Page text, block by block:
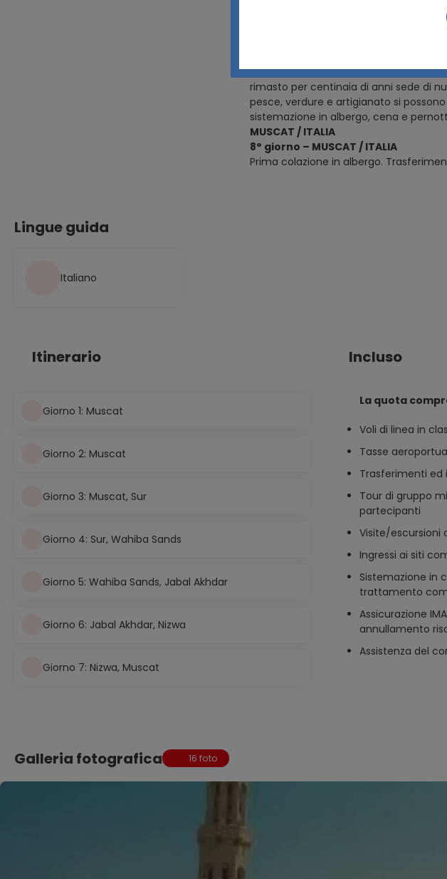
7° giorno – JEBEL AKHDAR - NIZWA –
Prima colazione in albergo. Mattina
villaggi e in molte zone gli abitanti
interessanti situati sul massiccio
intorno alle mura del famoso Forte. La
rimasto per centinaia di anni sede di
pesce, verdure e artigianato si
sistemazione in albergo, cena e
MUSCAT / ITALIA
8° giorno – MUSCAT / ITALIA
Prima colazione in albergo.
Lingue guida
Italiano
Itinerario
Giorno 1: Muscat
Giorno 2: Muscat
Giorno 3: Muscat, Sur
Giorno 4: Sur, Wahiba Sands
Giorno 5: Wahiba Sands, Jabal Akhdar
Giorno 6: Jabal Akhdar, Nizwa
Giorno 7: Nizwa, Muscat
Incluso
La quota
Voli di linea in
Tasse
Trasferimenti ed
Tour di gruppo
partecipanti
Visite/escursioni
Ingressi ai siti
Sistemazione in
trattamento
Assicurazione
annullamento
Assistenza del
Galleria fotografica 16 foto